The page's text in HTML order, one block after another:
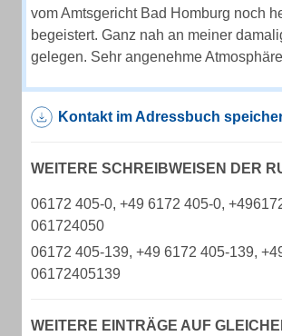
vom Amtsgericht Bad Homburg noch
begeistert. Ganz nah an meiner
gelegen. Sehr angenehme
Kontakt im Adressbuch
WEITERE SCHREIBWEISEN DER
06172 405-0, +49 6172 405-0,
061724050
06172 405-139, +49 6172 405-139,
06172405139
WEITERE EINTRÄGE AUF